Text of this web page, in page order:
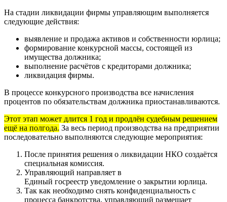
На стадии ликвидации фирмы управляющим выполняется
следующие действия:
выявление и продажа активов и собственности юрлица;
формирование конкурсной массы, состоящей из
имущества должника;
выполнение расчётов с кредиторами должника;
ликвидация фирмы.
В процессе конкурсного производства все начисления
процентов по обязательствам должника приостанавливаются.
Этот этап может длится 1 год и продлён судебным решением
ещё на полгода. За весь период производства на предприятии
последовательно выполняются следующие мероприятия:
После принятия решения о ликвидации НКО создаётся
специальная комиссия.
Управляющий направляет в
Единый госреестр уведомление о закрытии юрлица.
Так как необходимо снять конфиденциальность с
процесса банкротства, управляющий размещает